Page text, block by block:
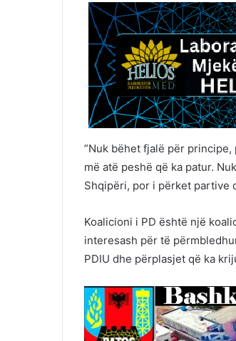
”Nuk bëhet fjalë për
më atë peshë që ka patur.
Shqipëri, por i përket partive
Koalicioni i PD është një
interesash për të
PDIU dhe përplasjet që ka